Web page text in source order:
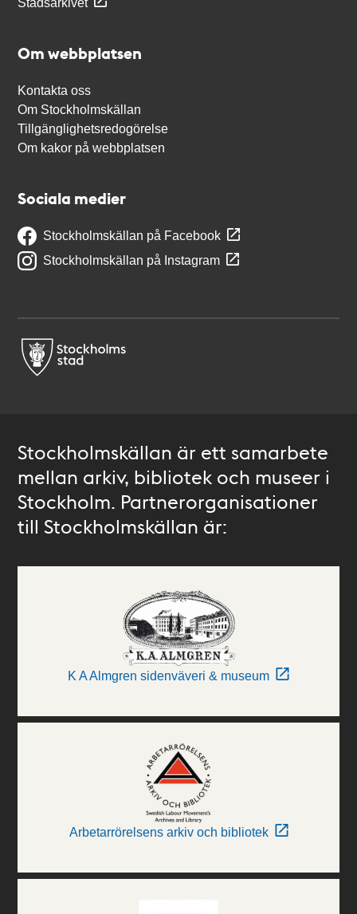
Stadsarkivet
Om webbplatsen
Kontakta oss
Om Stockholmskällan
Tillgänglighetsredogörelse
Om kakor på webbplatsen
Sociala medier
Stockholmskällan på Facebook
Stockholmskällan på Instagram
Stockholmskällan är ett samarbete
mellan arkiv, bibliotek och museer i
Stockholm. Partnerorganisationer
till Stockholmskällan är:
K A Almgren sidenväveri & museum
Arbetarrörelsens arkiv och bibliotek